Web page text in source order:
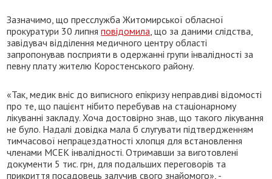
Зазначимо, що пресслужба Житомирської обласної
прокуратури 30 липняповідомила , що за даними слідства,
завідувач відділення медичного центру області
запропонував посприяти в одержанні групи інвалідності за
певну плату жителю Коростенського району.
«Так, медик вніс до виписного епікризу неправдиві відомості
про те, що пацієнт нібито перебував на стаціонарному
лікуванні закладу. Хоча достовірно знав, що такого лікування
не було. Надалі довідка мала б слугувати підтвердженням
тимчасової непрацездатності хлопця для встановлення
членами МСЕК інвалідності. Отримавши за виготовлені
документи 5 тис. грн, для подальших переговорів та
прикриття посадовець залучив свого знайомого», -